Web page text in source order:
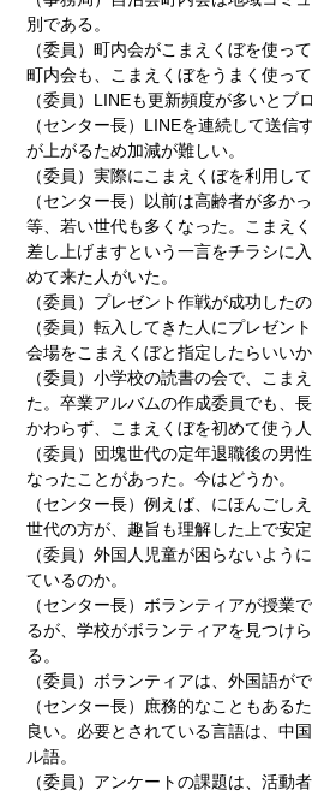
別である。
（委員）町内会がこまえくぼを使っ
町内会も、こまえくぼをうまく使って
（委員）LINEも更新頻度が多いとブ
（センター長）LINEを連続して送信
が上がるため加減が難しい。
（委員）実際にこまえくぼを利用し
（センター長）以前は高齢者が多か
等、若い世代も多くなった。こまえ
差し上げますという一言をチラシに
めて来た人がいた。
（委員）プレゼント作戦が成功したの
（委員）転入してきた人にプレゼン
会場をこまえくぼと指定したらいいか
（委員）小学校の読書の会で、こま
た。卒業アルバムの作成委員でも、
かわらず、こまえくぼを初めて使う人
（委員）団塊世代の定年退職後の男
なったことがあった。今はどうか。
（センター長）例えば、にほんごし
世代の方が、趣旨も理解した上で安
（委員）外国人児童が困らないよう
ているのか。
（センター長）ボランティアが授業
るが、学校がボランティアを見つけ
る。
（委員）ボランティアは、外国語が
（センター長）庶務的なこともある
良い。必要とされている言語は、中
ル語。
（委員）アンケートの課題は、活動